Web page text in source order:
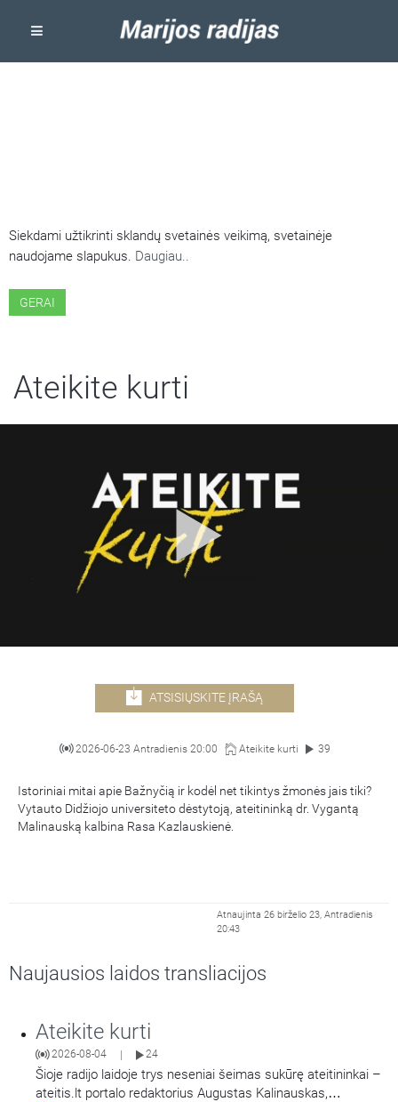
Siekdami užtikrinti sklandų svetainės veikimą, svetainėje
naudojame slapukus. Daugiau..
GERAI
Ateikite kurti
ATSISIŲSKITE ĮRAŠĄ
2026-06-23 Antradienis 20:00 Ateikite kurti 39
Istoriniai mitai apie Bažnyčią ir kodėl net tikintys žmonės jais tiki?
Vytauto Didžiojo universiteto dėstytoją, ateitininką dr. Vygantą
Malinauską kalbina Rasa Kazlauskienė.
Atnaujinta 26 birželio 23, Antradienis
20:43
Naujausios laidos transliacijos
Ateikite kurti
2026-08-04 24
Šioje radijo laidoje trys neseniai šeimas sukūrę ateitininkai –
ateitis.lt portalo redaktorius Augustas Kalinauskas,